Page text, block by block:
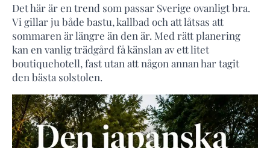
Det här är en trend som passar Sverige ovanligt bra.
Vi gillar ju både bastu, kallbad och att låtsas att
sommaren är längre än den är. Med rätt planering
kan en vanlig trädgård få känslan av ett litet
boutiquehotell, fast utan att någon annan har tagit
den bästa solstolen.